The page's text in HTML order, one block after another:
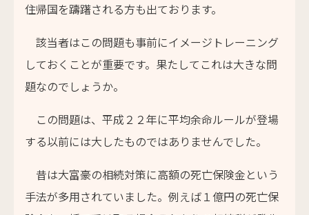
住帰国を躊躇される方も出ております。
該当者はこの問題も事前にイメージトレーニング
しておくことが重要です。果たしてこれは大きな問
題なのでしょうか。
この問題は、平成２２年に平均余命ルールが登場
する以前には大したものではありませんでした。
昔は大富豪の相続対策に高額の死亡保険金という
手法が多用されていました。例えば１億円の死亡保